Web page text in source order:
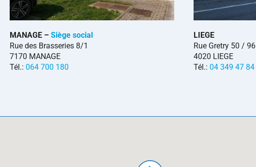
MANAGE – Siège social
Rue des Brasseries 8/1
7170 MANAGE
Tél.: 064 700 180
LIEGE
Rue Gretry 50 / 96
4020 LIEGE
Tél.: 04 349 47 84